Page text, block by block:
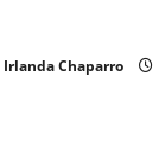
Irlanda Chaparro